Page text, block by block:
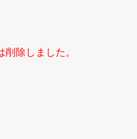
除しました。